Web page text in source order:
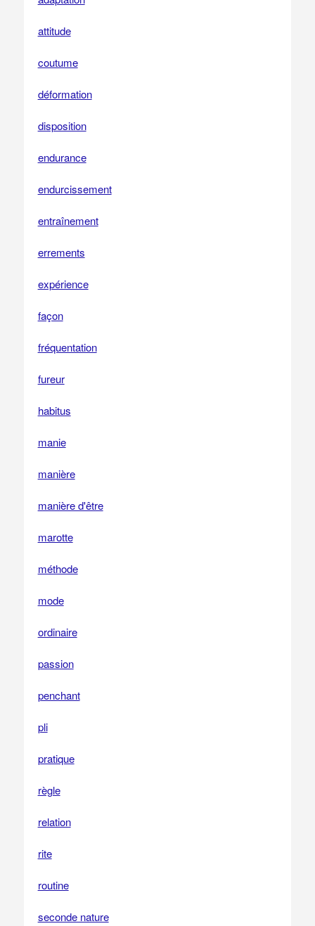
attitude
coutume
déformation
disposition
endurance
endurcissement
entraînement
errements
expérience
façon
fréquentation
fureur
habitus
manie
manière
manière d'être
marotte
méthode
mode
ordinaire
passion
penchant
pli
pratique
règle
relation
rite
routine
seconde nature